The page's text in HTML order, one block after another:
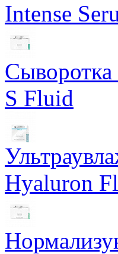
Intense
Сыворотка
S Fluid
Hyaluron